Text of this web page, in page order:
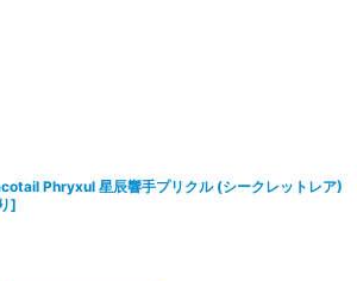
Phryxul 星辰響手プリクル (シークレットレア)
]